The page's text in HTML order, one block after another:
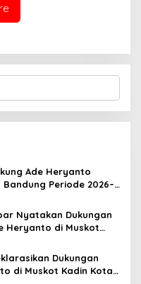
Ade Heryanto
Periode 2026–
Nyatakan Dukungan
Heryanto di Muskot
Dukungan
di Muskot Kadin Kota